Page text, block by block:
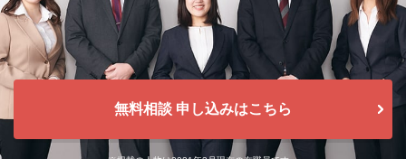
無料相談 申し込みはこちら